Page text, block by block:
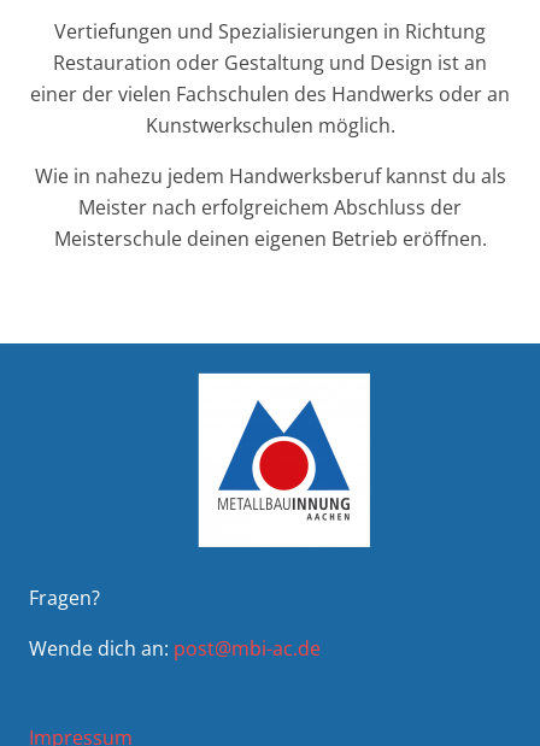
Vertiefungen und Spezialisierungen in Richtung
Restauration oder Gestaltung und Design ist an
einer der vielen Fachschulen des Handwerks oder an
Kunstwerkschulen möglich.
Wie in nahezu jedem Handwerksberuf kannst du als
Meister nach erfolgreichem Abschluss der
Meisterschule deinen eigenen Betrieb eröffnen.
Fragen?
Wende dich an: post@mbi-ac.de
Impressum